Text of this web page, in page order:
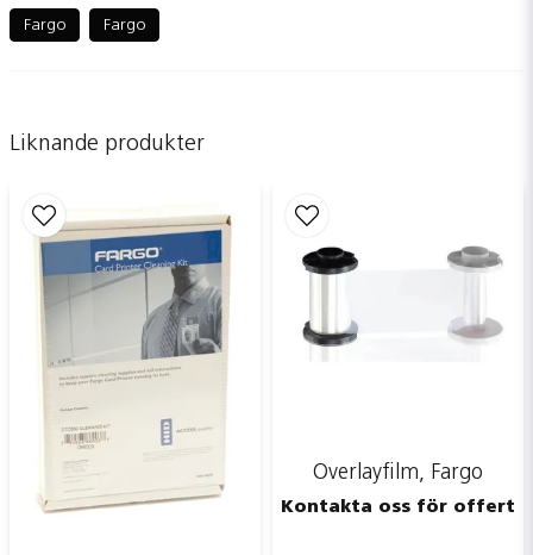
Fråga oss något om denna produkten...
Namn
email
Mejladress
Ja, ni får publicera min fråga
Fargo Fargo
Liknande produkter
Overlayfilm, Fargo
Kontakta oss för offert